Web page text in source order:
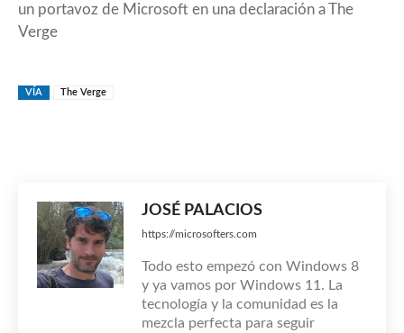
un portavoz de Microsoft en una declaración a The
Verge
VÍA The Verge
JOSÉ PALACIOS
https://microsofters.com
Todo esto empezó con Windows 8
y ya vamos por Windows 11. La
tecnología y la comunidad es la
mezcla perfecta para seguir